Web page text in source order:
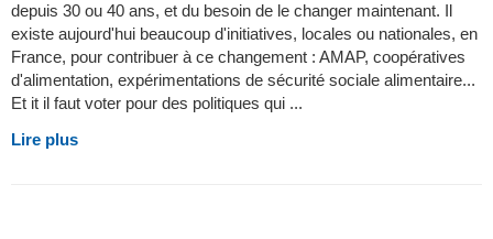
depuis 30 ou 40 ans, et du besoin de le changer maintenant. Il
existe aujourd'hui beaucoup d'initiatives, locales ou nationales, en
France, pour contribuer à ce changement : AMAP, coopératives
d'alimentation, expérimentations de sécurité sociale alimentaire...
Et it il faut voter pour des politiques qui ...
Lire plus